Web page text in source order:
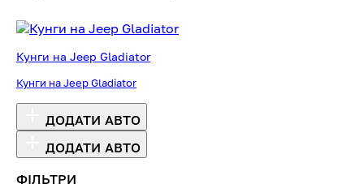
Кунги на Jeep Gladiator
Кунги на Jeep Gladiator
ДОДАТИ АВТО
ДОДАТИ АВТО
ФІЛЬТРИ